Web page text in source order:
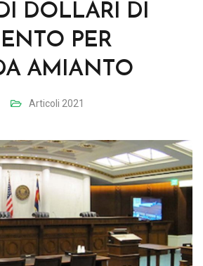
DOLLARI DI
PER
AMIANTO
Articoli 2021